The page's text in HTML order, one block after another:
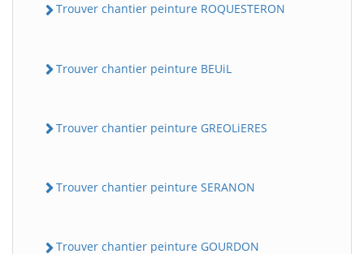
Trouver chantier peinture ROQUESTERON
Trouver chantier peinture BEUiL
Trouver chantier peinture GREOLiERES
Trouver chantier peinture SERANON
Trouver chantier peinture GOURDON
BatiWebPro